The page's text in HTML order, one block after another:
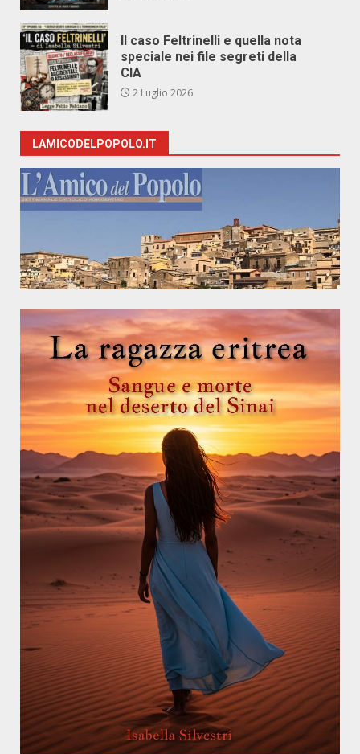
Il caso Feltrinelli e quella nota
speciale nei file segreti della
CIA
2 Luglio 2026
LAMICODELPOPOLO.IT